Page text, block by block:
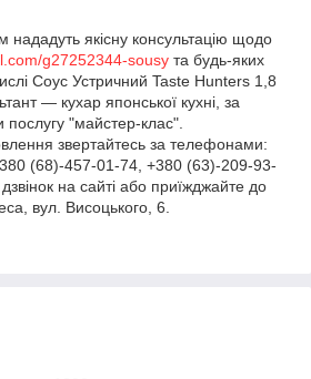
нададуть якісну консультацію щодо
g27252344-sousy та будь-яких
Соус Устричний Taste Hunters 1,8
— кухар японської кухні, за
"майстер-клас".
звертайтесь за телефонами:
(68)-457-01-74, +380 (63)-209-93-
на сайті або приїжджайте до
вул. Висоцького, 6.